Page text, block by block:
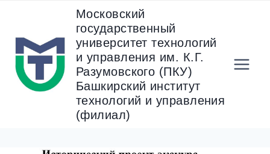
содержанию
Московский
государственный
университет технологий
и управления им. К.Г.
Разумовского (ПКУ)
Башкирский институт
технологий и управления
(филиал)